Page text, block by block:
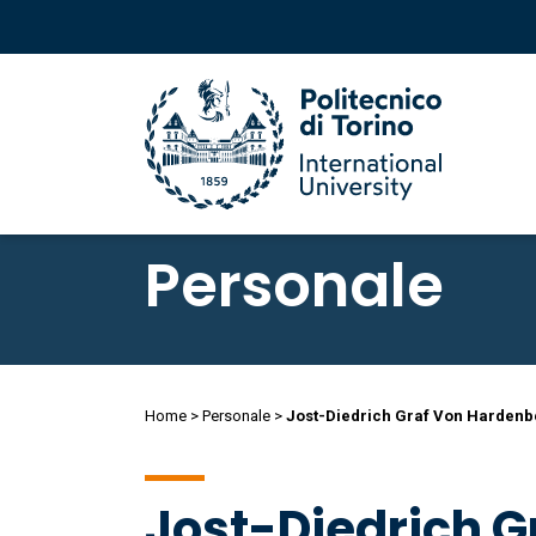
Personale
Salta
contenuto
Briciole
di
Home Personale Jost-Diedrich Graf Von